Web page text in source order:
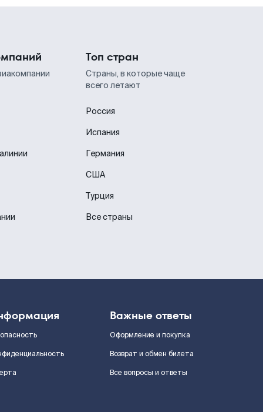
Топ стран
Страны, в которые чаще
всего летают
Россия
Испания
Германия
США
Турция
Все страны
Важные ответы
Оформление и покупка
Возврат и обмен билета
Все вопросы и ответы